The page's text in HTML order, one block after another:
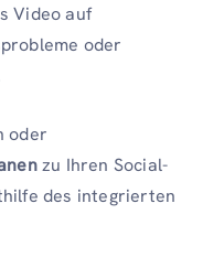
Video auf
oder
oder
zu Ihren Social-
des integrierten